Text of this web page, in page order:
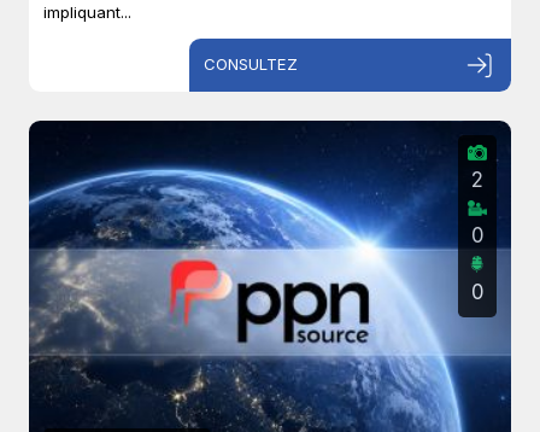
impliquant...
CONSULTEZ
2
0
0